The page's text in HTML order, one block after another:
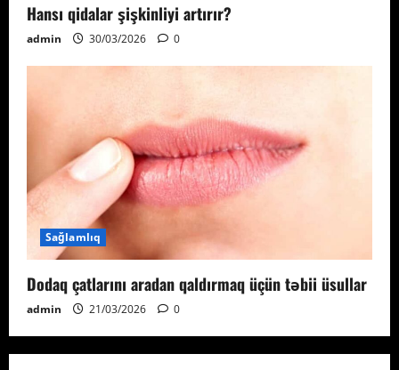
Hansı qidalar şişkinliyi artırır?
admin 30/03/2026 0
Sağlamlıq
Dodaq çatlarını aradan qaldırmaq üçün təbii üsullar
admin 21/03/2026 0